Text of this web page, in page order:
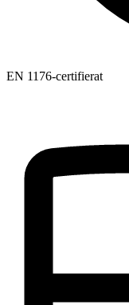
EN 1176-certifierat